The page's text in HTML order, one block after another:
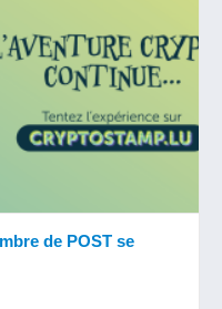
de POST se